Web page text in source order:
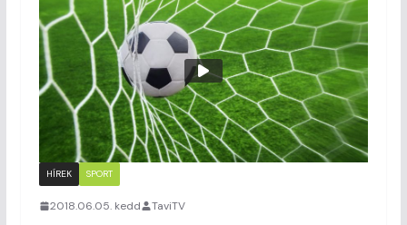
HÍREK SPORT
2018.06.05. kedd TaviTV